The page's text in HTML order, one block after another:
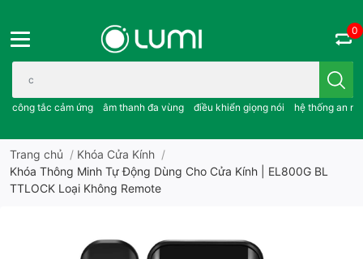
Bạn cần tìm gì..; công tắc cảm ứng..; âm thanh đa vùng ; điều
công tắc cảm ứng âm thanh đa vùng điều khiển giọng nói hệ thống an
0
Trang chủ / Khóa Cửa Kính /
Khóa Thông Minh Tự Động Dùng Cho Cửa Kính | EL800G BL
TTLOCK Loại Không Remote